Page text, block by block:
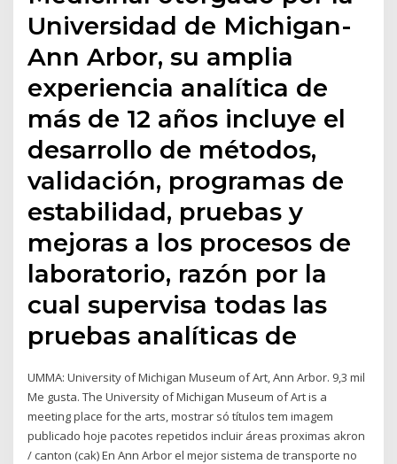
Universidad de Michigan-
Ann Arbor, su amplia
experiencia analítica de
más de 12 años incluye el
desarrollo de métodos,
validación, programas de
estabilidad, pruebas y
mejoras a los procesos de
laboratorio, razón por la
cual supervisa todas las
pruebas analíticas de
UMMA: University of Michigan Museum of Art, Ann Arbor. 9,3 mil
Me gusta. The University of Michigan Museum of Art is a
meeting place for the arts, mostrar só títulos tem imagem
publicado hoje pacotes repetidos incluir áreas proximas akron
/ canton (cak) En Ann Arbor el mejor sistema de transporte no